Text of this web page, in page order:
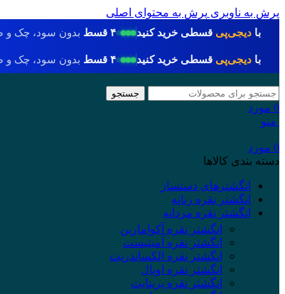
پرش به ناوبری پرش به محتوای اصلی
با دیجی‌پی قسطی خرید کنید ۴ قسط بدون سود، چک و
با دیجی‌پی قسطی خرید کنید ۴ قسط بدون سود، چک و
جستجو
0 مورد
منو
0 مورد
دسته بندی کالاها
انگشترهای دستساز
انگشتر نقره زنانه
انگشتر نقره مردانه
انگشتر نقره آکوامارین
انگشتر نقره آمیتیست
انگشتر نقره الکساندریت
انگشتر نقره اوپال
انگشتر نقره پرینایت